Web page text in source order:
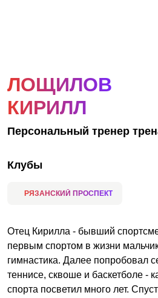
ЛОЩИЛОВ
КИРИЛЛ
Персональный тренер
Клубы
РЯЗАНСКИЙ ПРОСПЕКТ
Отец Кирилла - бывший
первым спортом в жизни
гимнастика. Далее попробовал
теннисе, сквоше и баскетболе -
спорта посветил много лет.